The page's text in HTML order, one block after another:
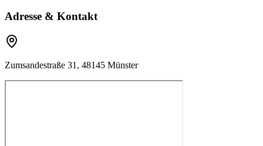
Adresse & Kontakt
Zumsandestraße 31, 48145 Münster